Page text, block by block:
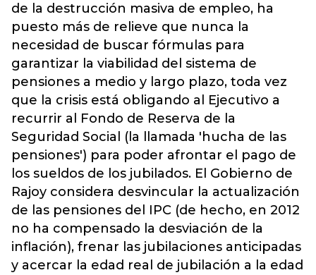
de la destrucción masiva de empleo, ha
puesto más de relieve que nunca la
necesidad de buscar fórmulas para
garantizar la viabilidad del sistema de
pensiones a medio y largo plazo, toda vez
que la crisis está obligando al Ejecutivo a
recurrir al Fondo de Reserva de la
Seguridad Social (la llamada 'hucha de las
pensiones') para poder afrontar el pago de
los sueldos de los jubilados. El Gobierno de
Rajoy considera desvincular la actualización
de las pensiones del IPC (de hecho, en 2012
no ha compensado la desviación de la
inflación), frenar las jubilaciones anticipadas
y acercar la edad real de jubilación a la edad